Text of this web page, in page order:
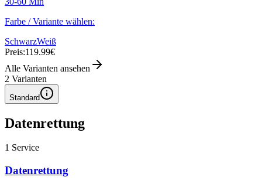
Farbe / Variante wählen:
SchwarzWeiß
Preis:119.99€
Alle Varianten ansehen
2 Varianten
Standard
Datenrettung
1 Service
Datenrettung